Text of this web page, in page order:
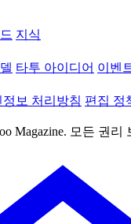
지식
타투 아이디어 이벤
정보 처리방침 편집 정
Magazine. 모든 권리